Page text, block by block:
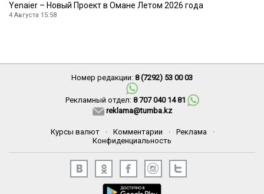
Yenaier – Новый Проект в Омане Летом 2026 года
4 Августа 15:58
Номер редакции: 8 (7292) 53 00 03
Рекламный отдел: 8 707 040 14 81
reklama@tumba.kz
Курсы валют · Комментарии · Реклама
·
Конфиденциальность